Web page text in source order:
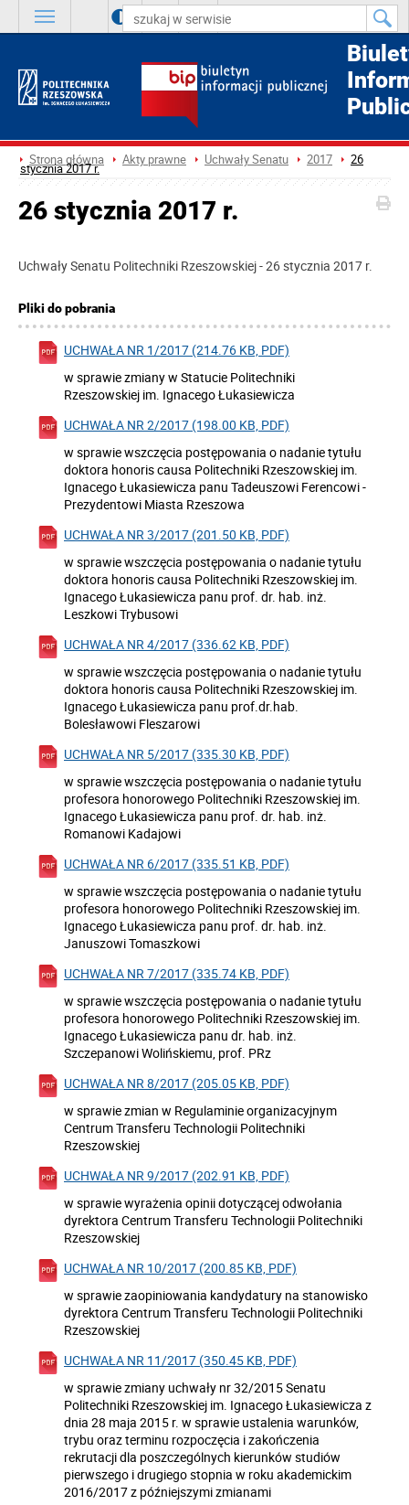
A A A
Strona główna Akty prawne Uchwały Senatu 2017 26
stycznia 2017 r.
26 stycznia 2017 r.
Uchwały Senatu Politechniki Rzeszowskiej - 26 stycznia 2017 r.
Pliki do pobrania
UCHWAŁA NR 1/2017 (214.76 KB, PDF)
w sprawie zmiany w Statucie Politechniki
Rzeszowskiej im. Ignacego Łukasiewicza
UCHWAŁA NR 2/2017 (198.00 KB, PDF)
w sprawie wszczęcia postępowania o nadanie tytułu
doktora honoris causa Politechniki Rzeszowskiej im.
Ignacego Łukasiewicza panu Tadeuszowi Ferencowi -
Prezydentowi Miasta Rzeszowa
UCHWAŁA NR 3/2017 (201.50 KB, PDF)
w sprawie wszczęcia postępowania o nadanie tytułu
doktora honoris causa Politechniki Rzeszowskiej im.
Ignacego Łukasiewicza panu prof. dr. hab. inż.
Leszkowi Trybusowi
UCHWAŁA NR 4/2017 (336.62 KB, PDF)
w sprawie wszczęcia postępowania o nadanie tytułu
doktora honoris causa Politechniki Rzeszowskiej im.
Ignacego Łukasiewicza panu prof.dr.hab.
Bolesławowi Fleszarowi
UCHWAŁA NR 5/2017 (335.30 KB, PDF)
w sprawie wszczęcia postępowania o nadanie tytułu
profesora honorowego Politechniki Rzeszowskiej im.
Ignacego Łukasiewicza panu prof. dr. hab. inż.
Romanowi Kadajowi
UCHWAŁA NR 6/2017 (335.51 KB, PDF)
w sprawie wszczęcia postępowania o nadanie tytułu
profesora honorowego Politechniki Rzeszowskiej im.
Ignacego Łukasiewicza panu prof. dr. hab. inż.
Januszowi Tomaszkowi
UCHWAŁA NR 7/2017 (335.74 KB, PDF)
w sprawie wszczęcia postępowania o nadanie tytułu
profesora honorowego Politechniki Rzeszowskiej im.
Ignacego Łukasiewicza panu dr. hab. inż.
Szczepanowi Wolińskiemu, prof. PRz
UCHWAŁA NR 8/2017 (205.05 KB, PDF)
w sprawie zmian w Regulaminie organizacyjnym
Centrum Transferu Technologii Politechniki
Rzeszowskiej
UCHWAŁA NR 9/2017 (202.91 KB, PDF)
w sprawie wyrażenia opinii dotyczącej odwołania
dyrektora Centrum Transferu Technologii Politechniki
Rzeszowskiej
UCHWAŁA NR 10/2017 (200.85 KB, PDF)
w sprawie zaopiniowania kandydatury na stanowisko
dyrektora Centrum Transferu Technologii Politechniki
Rzeszowskiej
UCHWAŁA NR 11/2017 (350.45 KB, PDF)
w sprawie zmiany uchwały nr 32/2015 Senatu
Politechniki Rzeszowskiej im. Ignacego Łukasiewicza z
dnia 28 maja 2015 r. w sprawie ustalenia warunków,
trybu oraz terminu rozpoczęcia i zakończenia
rekrutacji dla poszczególnych kierunków studiów
pierwszego i drugiego stopnia w roku akademickim
2016/2017 z późniejszymi zmianami